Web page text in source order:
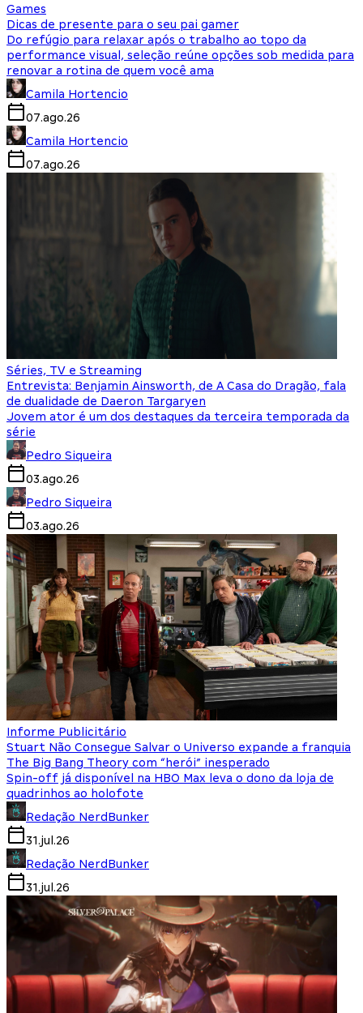
Games
Dicas de presente para o seu pai gamer
Do refúgio para relaxar após o trabalho ao topo da
performance visual, seleção reúne opções sob medida para
renovar a rotina de quem você ama
Camila Hortencio
07.ago.26
Camila Hortencio
07.ago.26
Séries, TV e Streaming
Entrevista: Benjamin Ainsworth, de A Casa do Dragão, fala
de dualidade de Daeron Targaryen
Jovem ator é um dos destaques da terceira temporada da
série
Pedro Siqueira
03.ago.26
Pedro Siqueira
03.ago.26
Informe Publicitário
Stuart Não Consegue Salvar o Universo expande a franquia
The Big Bang Theory com “herói” inesperado
Spin-off já disponível na HBO Max leva o dono da loja de
quadrinhos ao holofote
Redação NerdBunker
31.jul.26
Redação NerdBunker
31.jul.26